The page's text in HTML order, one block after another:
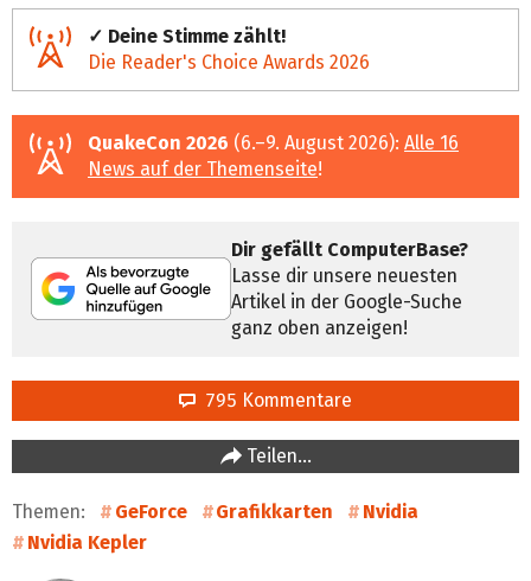
✓ Deine Stimme zählt!
Die Reader's Choice Awards 2026
QuakeCon 2026 (6.–9. August 2026): Alle 16
News auf der Themenseite!
Dir gefällt ComputerBase?
Lasse dir unsere neuesten
Artikel in der Google-Suche
ganz oben anzeigen!
795 Kommentare
Teilen…
Themen: GeForce Grafikkarten
Nvidia
Nvidia Kepler